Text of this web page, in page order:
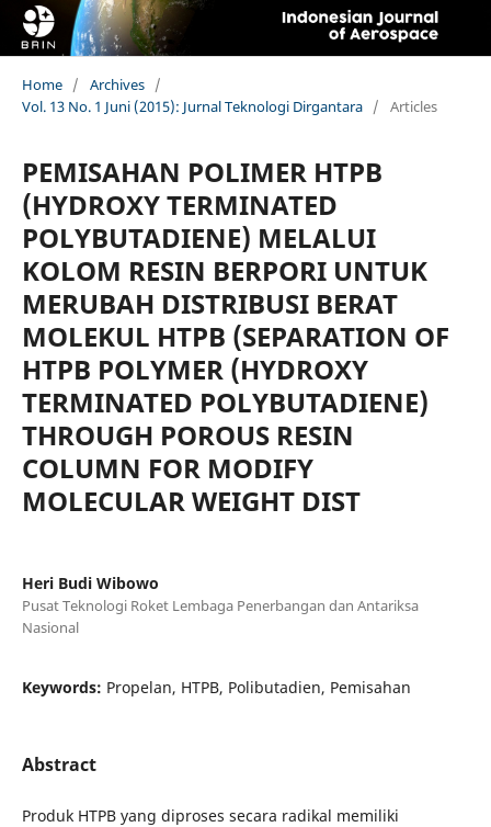
Home / Archives /
Vol. 13 No. 1 Juni (2015): Jurnal Teknologi Dirgantara / Articles
PEMISAHAN POLIMER HTPB
(HYDROXY TERMINATED
POLYBUTADIENE) MELALUI
KOLOM RESIN BERPORI UNTUK
MERUBAH DISTRIBUSI BERAT
MOLEKUL HTPB (SEPARATION OF
HTPB POLYMER (HYDROXY
TERMINATED POLYBUTADIENE)
THROUGH POROUS RESIN
COLUMN FOR MODIFY
MOLECULAR WEIGHT DIST
Heri Budi Wibowo
Pusat Teknologi Roket Lembaga Penerbangan dan Antariksa
Nasional
Keywords: Propelan, HTPB, Polibutadien, Pemisahan
Abstract
Produk HTPB yang diproses secara radikal memiliki